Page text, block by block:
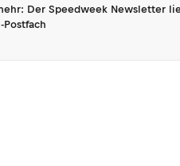
Der Speedweek Newsletter